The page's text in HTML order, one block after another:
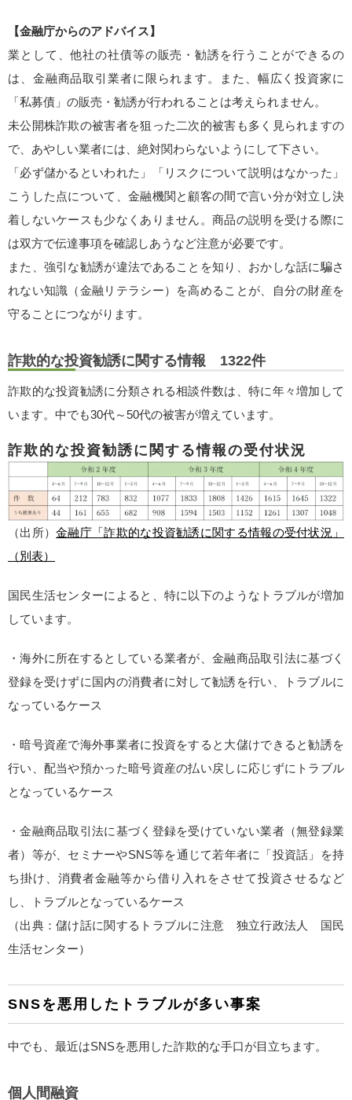
【金融庁からのアドバイス】
業として、他社の社債等の販売・勧誘を行うことができるの
は、金融商品取引業者に限られます。また、幅広く投資家に
「私募債」の販売・勧誘が行われることは考えられません。
未公開株詐欺の被害者を狙った二次的被害も多く見られますの
で、あやしい業者には、絶対関わらないようにして下さい。
「必ず儲かるといわれた」「リスクについて説明はなかった」
こうした点について、金融機関と顧客の間で言い分が対立し決
着しないケースも少なくありません。商品の説明を受ける際に
は双方で伝達事項を確認しあうなど注意が必要です。
また、強引な勧誘が違法であることを知り、おかしな話に騙さ
れない知識（金融リテラシー）を高めることが、自分の財産を
守ることにつながります。
詐欺的な投資勧誘に関する情報 1322件
詐欺的な投資勧誘に分類される相談件数は、特に年々増加して
います。中でも30代～50代の被害が増えています。
詐欺的な投資勧誘に関する情報の受付状況
（出所）金融庁「詐欺的な投資勧誘に関する情報の受付状況」
（別表）
国民生活センターによると、特に以下のようなトラブルが増加
しています。
・海外に所在するとしている業者が、金融商品取引法に基づく
登録を受けずに国内の消費者に対して勧誘を行い、トラブルに
なっているケース
・暗号資産で海外事業者に投資をすると大儲けできると勧誘を
行い、配当や預かった暗号資産の払い戻しに応じずにトラブル
となっているケース
・金融商品取引法に基づく登録を受けていない業者（無登録業
者）等が、セミナーやSNS等を通じて若年者に「投資話」を持
ち掛け、消費者金融等から借り入れをさせて投資させるなど
し、トラブルとなっているケース
（出典：儲け話に関するトラブルに注意 独立行政法人 国民
生活センター）
SNSを悪用したトラブルが多い事案
中でも、最近はSNSを悪用した詐欺的な手口が目立ちます。
個人間融資